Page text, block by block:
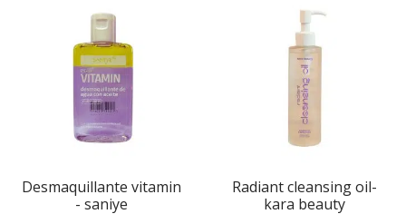
Desmaquillante vitamin
- saniye
Radiant cleansing oil-
kara beauty